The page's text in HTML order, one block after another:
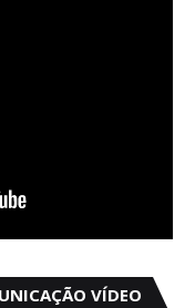
VÍDEO